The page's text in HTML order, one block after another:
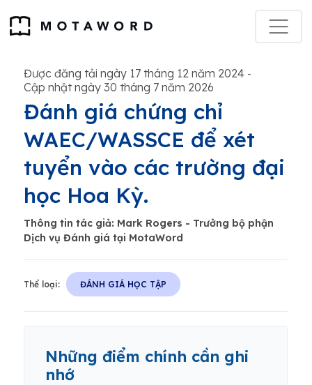
Được đăng tải ngày 17 tháng 12 năm 2024 -
Cập nhật ngày 30 tháng 7 năm 2026
Đánh giá chứng chỉ
WAEC/WASSCE để xét
tuyển vào các trường đại
học Hoa Kỳ.
Thông tin tác giả: Mark Rogers - Trưởng bộ phận
Dịch vụ Đánh giá tại MotaWord
Thể loại: ĐÁNH GIÁ HỌC TẬP
Những điểm chính cần ghi
nhớ